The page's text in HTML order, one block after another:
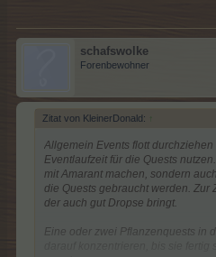
schafswolke
Forenbewohner
Zitat von KleinerDonald: ↑
Allgemein Events flott
Eventlaufzeit für die Quests
mit Amarant machen, sondern
die Quests gebraucht werden. Zur
der auch gut Dropse bringt.
Eine oder zwei Pflanzenquests in